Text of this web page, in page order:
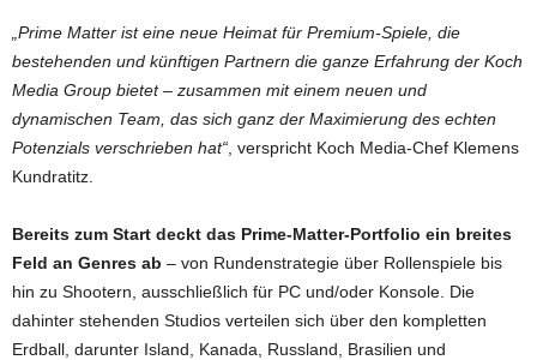
„Prime Matter ist eine neue Heimat für Premium-Spiele, die
bestehenden und künftigen Partnern die ganze Erfahrung der Koch
Media Group bietet – zusammen mit einem neuen und
dynamischen Team, das sich ganz der Maximierung des echten
Potenzials verschrieben hat“ , verspricht Koch Media-Chef Klemens
Kundratitz.
Bereits zum Start deckt das Prime-Matter-Portfolio ein breites
Feld an Genres ab – von Rundenstrategie über Rollenspiele bis
hin zu Shootern, ausschließlich für PC und/oder Konsole. Die
dahinter stehenden Studios verteilen sich über den kompletten
Erdball, darunter Island, Kanada, Russland, Brasilien und